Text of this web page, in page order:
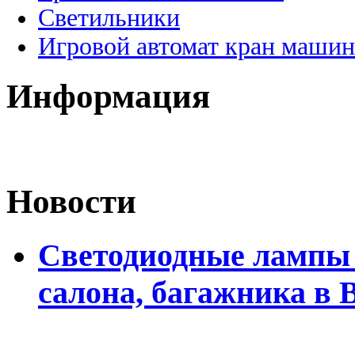
Светильники
Игровой автомат кран
Информация
Новости
Светодиодные лампы
салона, багажника в